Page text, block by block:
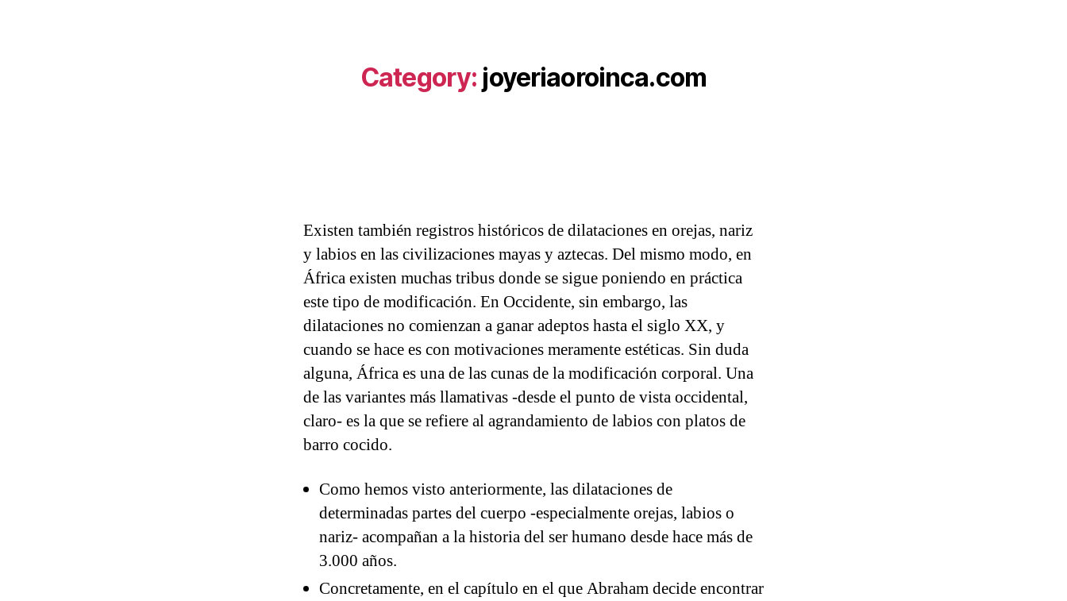
Category: joyeriaoroinca.com
Existen también registros históricos de dilataciones en orejas, nariz
y labios en las civilizaciones mayas y aztecas. Del mismo modo, en
África existen muchas tribus donde se sigue poniendo en práctica
este tipo de modificación. En Occidente, sin embargo, las
dilataciones no comienzan a ganar adeptos hasta el siglo XX, y
cuando se hace es con motivaciones meramente estéticas. Sin duda
alguna, África es una de las cunas de la modificación corporal. Una
de las variantes más llamativas -desde el punto de vista occidental,
claro- es la que se refiere al agrandamiento de labios con platos de
barro cocido.
Como hemos visto anteriormente, las dilataciones de
determinadas partes del cuerpo -especialmente orejas, labios o
nariz- acompañan a la historia del ser humano desde hace más de
3.000 años.
Concretamente, en el capítulo en el que Abraham decide encontrar